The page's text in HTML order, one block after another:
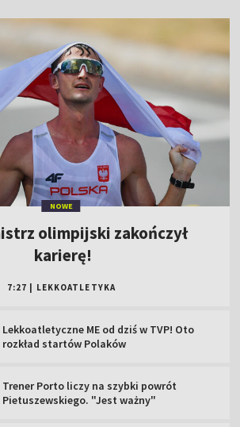
NOWE
olimpijski zakończył
karierę!
7:27 LEKKOATLETYKA
Lekkoatletyczne ME od dziś w TVP! Oto
rozkład startów Polaków
Trener Porto liczy na szybki powrót
Pietuszewskiego. "Jest ważny"